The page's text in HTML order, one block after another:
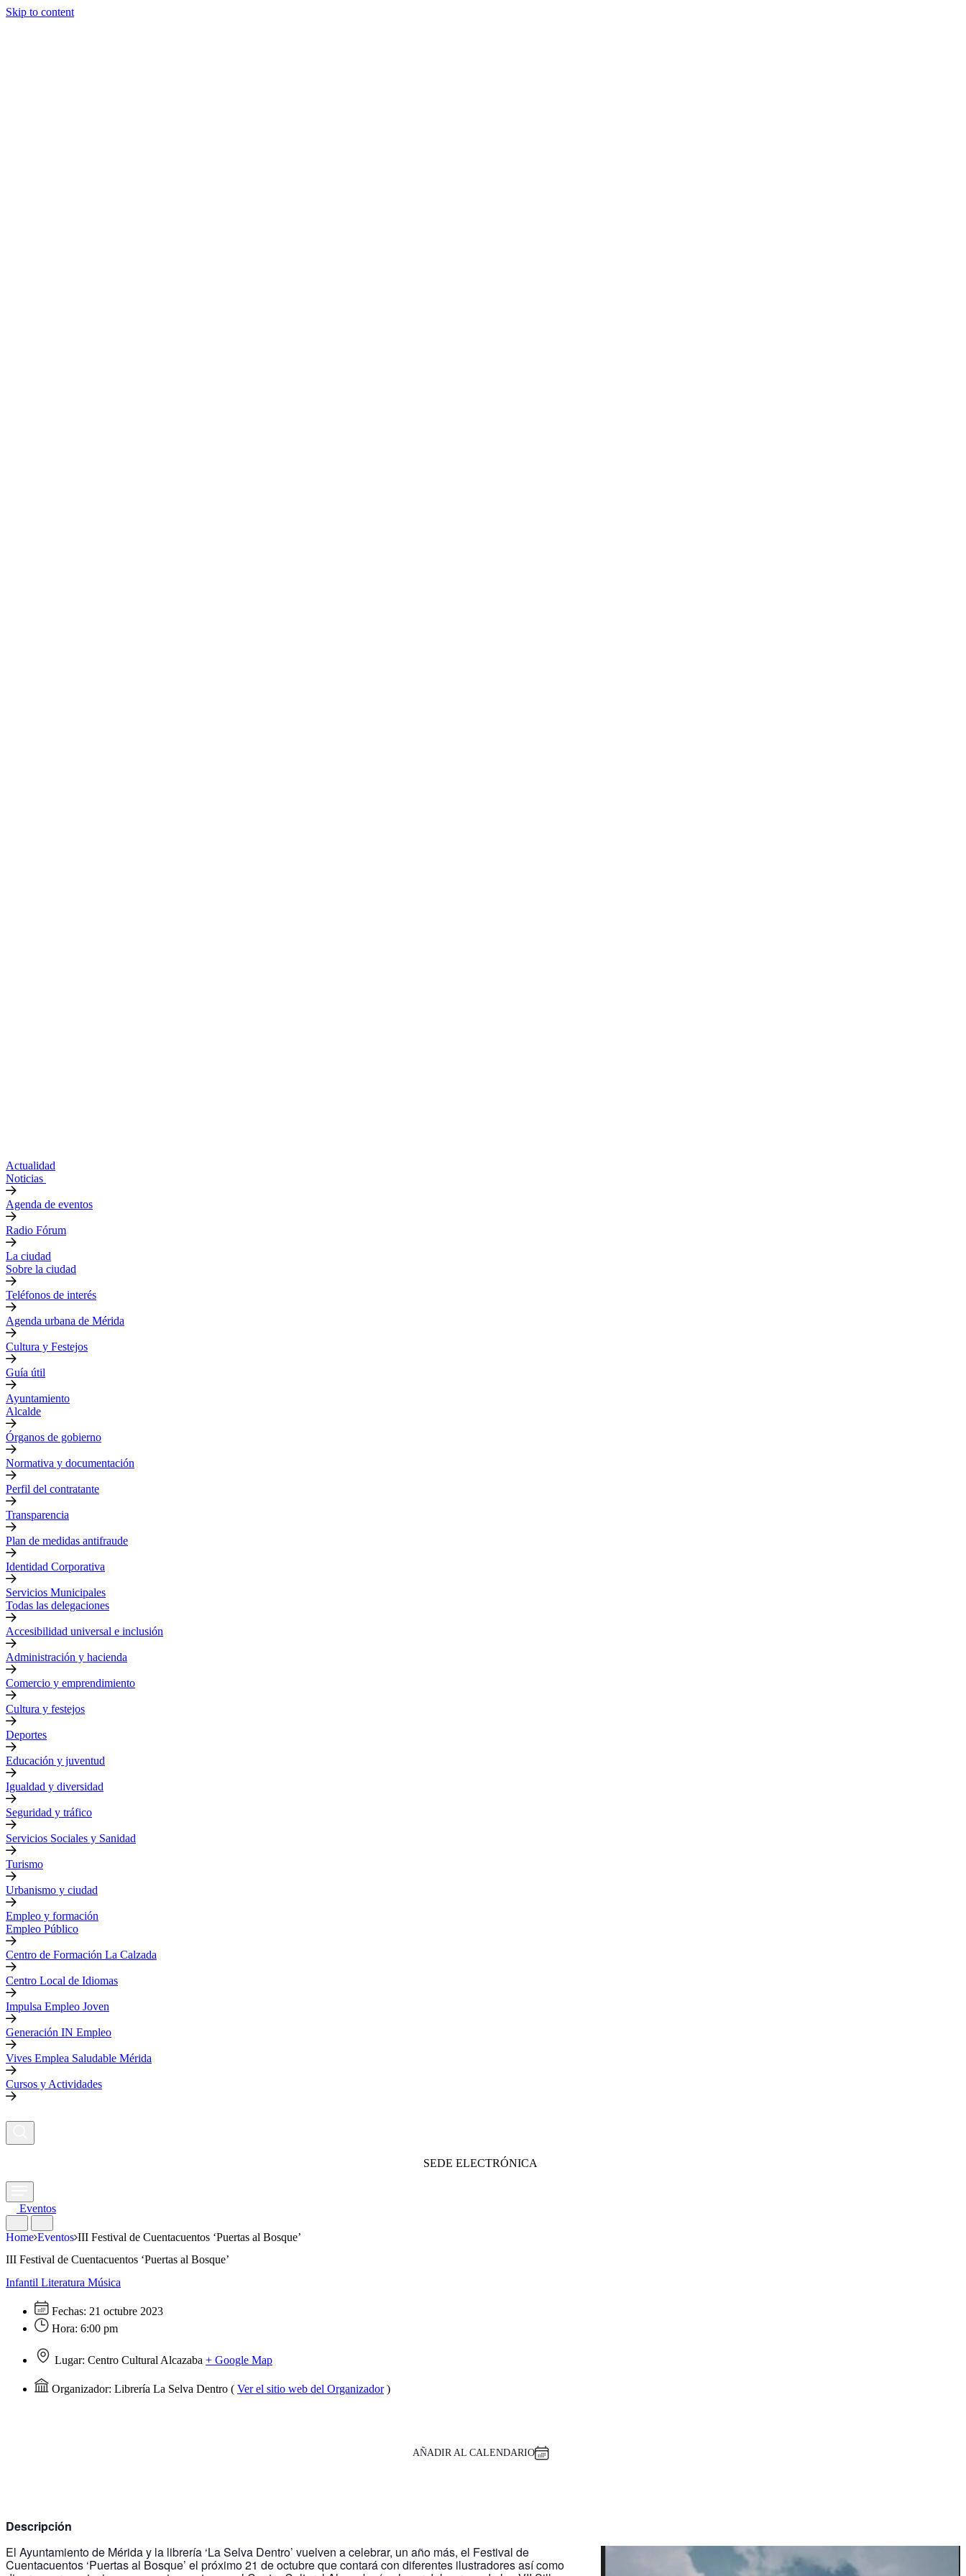
Skip to content
Actualidad
Noticias
Agenda de eventos
Radio Fórum
La ciudad
Sobre la ciudad
Teléfonos de interés
Agenda urbana de Mérida
Cultura y Festejos
Guía útil
Ayuntamiento
Alcalde
Órganos de gobierno
Normativa y documentación
Perfil del contratante
Transparencia
Plan de medidas antifraude
Identidad Corporativa
Servicios Municipales
Todas las delegaciones
Accesibilidad universal e inclusión
Administración y hacienda
Comercio y emprendimiento
Cultura y festejos
Deportes
Educación y juventud
Igualdad y diversidad
Seguridad y tráfico
Servicios Sociales y Sanidad
Turismo
Urbanismo y ciudad
Empleo y formación
Empleo Público
Centro de Formación La Calzada
Centro Local de Idiomas
Impulsa Empleo Joven
Generación IN Empleo
Vives Emplea Saludable Mérida
Cursos y Actividades
SEDE ELECTRÓNICA
Eventos
Home Eventos III Festival de Cuentacuentos ‘Puertas al Bosque’
III Festival de Cuentacuentos ‘Puertas al Bosque’
Infantil Literatura Música
Fechas: 21 octubre 2023
Hora: 6:00 pm
Lugar: Centro Cultural Alcazaba + Google Map
Organizador: Librería La Selva Dentro ( Ver el sitio web del Organizador)
AÑADIR AL CALENDARIO
Descripción
El Ayuntamiento de Mérida y la librería ‘La Selva Dentro’ vuelven a celebrar, un año más, el Festival de
Cuentacuentos ‘Puertas al Bosque’ el próximo 21 de octubre que contará con diferentes ilustradores así como